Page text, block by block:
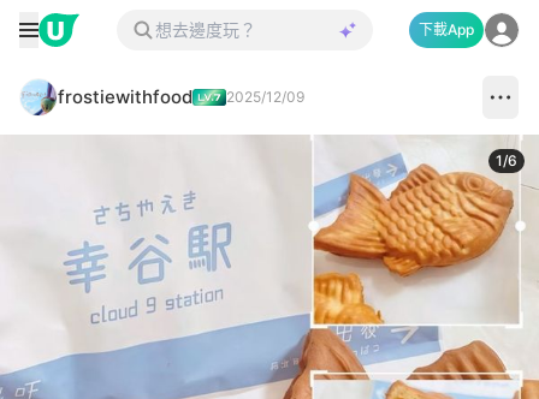
下載App
frostiewithfood 2025/12/09
1/6